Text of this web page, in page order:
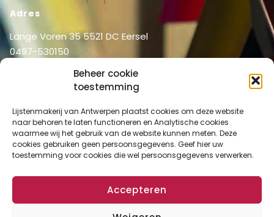
Beheer cookie
toestemming
Lijstenmakerij van Antwerpen plaatst cookies om deze website
naar behoren te laten functioneren en Analytische cookies
waarmee wij het gebruik van de website kunnen meten. Deze
cookies gebruiken geen persoonsgegevens. Geef hier uw
toestemming voor cookies die wel persoonsgegevens verwerken.
Accepteren
Adres
Lange Voren 35 5521 DC Eersel
0497-530150
info@lijstenmakerij vanantwerpen.nl
Home
Over ons
Diensten
Shop
Shop
Mijn account
Winkelmand
Checkout